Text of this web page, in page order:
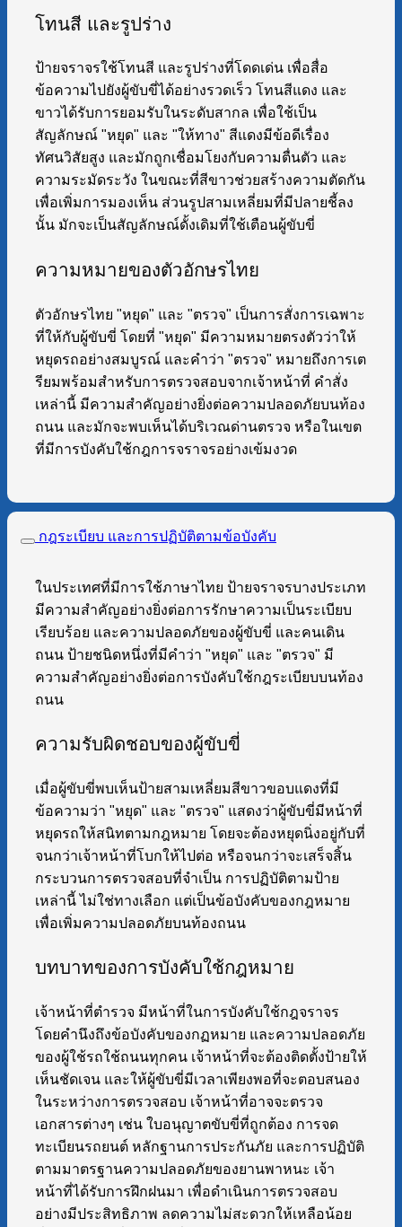
โทนสี และรูปร่าง
ป้ายจราจรใช้โทนสี และรูปร่างที่โดดเด่น เพื่อสื่อ
ข้อความไปยังผู้ขับขี่ได้อย่างรวดเร็ว โทนสีแดง และ
ขาวได้รับการยอมรับในระดับสากล เพื่อใช้เป็น
สัญลักษณ์ "หยุด" และ "ให้ทาง" สีแดงมีข้อดีเรื่อง
ทัศนวิสัยสูง และมักถูกเชื่อมโยงกับความตื่นตัว และ
ความระมัดระวัง ในขณะที่สีขาวช่วยสร้างความตัดกัน
เพื่อเพิ่มการมองเห็น ส่วนรูปสามเหลี่ยมที่มีปลายชี้ลง
นั้น มักจะเป็นสัญลักษณ์ดั้งเดิมที่ใช้เตือนผู้ขับขี่
ความหมายของตัวอักษรไทย
ตัวอักษรไทย "หยุด" และ "ตรวจ" เป็นการสั่งการเฉพาะ
ที่ให้กับผู้ขับขี่ โดยที่ "หยุด" มีความหมายตรงตัวว่าให้
หยุดรถอย่างสมบูรณ์ และคำว่า "ตรวจ" หมายถึงการเต
รียมพร้อมสำหรับการตรวจสอบจากเจ้าหน้าที่ คำสั่ง
เหล่านี้ มีความสำคัญอย่างยิ่งต่อความปลอดภัยบนท้อง
ถนน และมักจะพบเห็นได้บริเวณด่านตรวจ หรือในเขต
ที่มีการบังคับใช้กฎการจราจรอย่างเข้มงวด
กฎระเบียบ และการปฏิบัติตามข้อบังคับ
ในประเทศที่มีการใช้ภาษาไทย ป้ายจราจรบางประเภท
มีความสำคัญอย่างยิ่งต่อการรักษาความเป็นระเบียบ
เรียบร้อย และความปลอดภัยของผู้ขับขี่ และคนเดิน
ถนน ป้ายชนิดหนึ่งที่มีคำว่า "หยุด" และ "ตรวจ" มี
ความสำคัญอย่างยิ่งต่อการบังคับใช้กฎระเบียบบนท้อง
ถนน
ความรับผิดชอบของผู้ขับขี่
เมื่อผู้ขับขี่พบเห็นป้ายสามเหลี่ยมสีขาวขอบแดงที่มี
ข้อความว่า "หยุด" และ "ตรวจ" แสดงว่าผู้ขับขี่มีหน้าที่
หยุดรถให้สนิทตามกฎหมาย โดยจะต้องหยุดนิ่งอยู่กับที่
จนกว่าเจ้าหน้าที่โบกให้ไปต่อ หรือจนกว่าจะเสร็จสิ้น
กระบวนการตรวจสอบที่จำเป็น การปฏิบัติตามป้าย
เหล่านี้ ไม่ใช่ทางเลือก แต่เป็นข้อบังคับของกฎหมาย
เพื่อเพิ่มความปลอดภัยบนท้องถนน
บทบาทของการบังคับใช้กฎหมาย
เจ้าหน้าที่ตำรวจ มีหน้าที่ในการบังคับใช้กฎจราจร
โดยคำนึงถึงข้อบังคับของกฏหมาย และความปลอดภัย
ของผู้ใช้รถใช้ถนนทุกคน เจ้าหน้าที่จะต้องติดตั้งป้ายให้
เห็นชัดเจน และให้ผู้ขับขี่มีเวลาเพียงพอที่จะตอบสนอง
ในระหว่างการตรวจสอบ เจ้าหน้าที่อาจจะตรวจ
เอกสารต่างๆ เช่น ใบอนุญาตขับขี่ที่ถูกต้อง การจด
ทะเบียนรถยนต์ หลักฐานการประกันภัย และการปฏิบัติ
ตามมาตรฐานความปลอดภัยของยานพาหนะ เจ้า
หน้าที่ได้รับการฝึกฝนมา เพื่อดำเนินการตรวจสอบ
อย่างมีประสิทธิภาพ ลดความไม่สะดวกให้เหลือน้อย